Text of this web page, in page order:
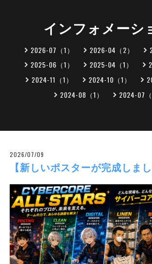
インフォメーシ
2026-07（1） 2026-04（2）
2025-06（1）
2025-04（1）
2024-11（1）
2024-10（1）
2024-08（1）
2024-07（
2026/07/09
【新しいポスターが完成しまし